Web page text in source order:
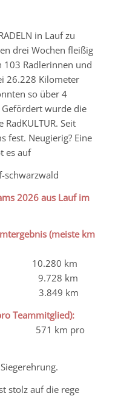
in Lauf zu
drei Wochen fleißig
103 Radlerinnen und
26.228 Kilometer
so über 4
Gefördert wurde die
Seit
fest. Neugierig? Eine
es auf
2026 aus Lauf im
(meiste km
10.280 km
9.728 km
3.849 km
Teammitglied):
km pro
stolz auf die rege